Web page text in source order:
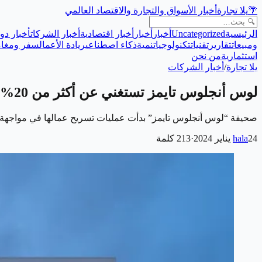
🌴يلا تجارة أخبار الأسواق والتجارة والاقتصاد العالمي
الرئيسيةUncategorized أخبار أخبار أخبار اقتصادية أخبار الشركاتأخبار
ومبيعاتتقارير تقنياتتكنولوجياتنميةذكاء اصطناعيريادة الأعمالسفر
استثماريةمن نحن
يلا تجارة/ أخبار الشركات
لوس أنجلوس تايمز تستغني عن أكثر من 20% بسبب أزمة مالية
صحيفة “لوس أنجلوس تايمز” بدأت عمليات تسريح عمالها في
hala24 يناير 2024 ·
213 كلمة